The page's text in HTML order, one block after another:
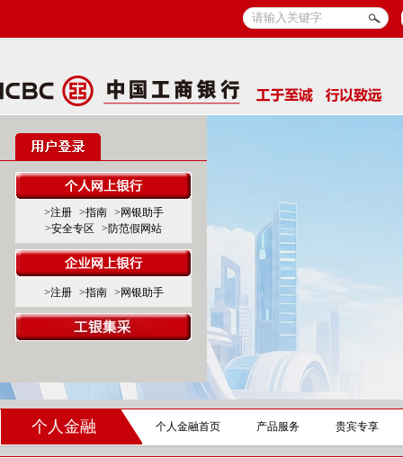
>注册 >指南
>网银助手
>安全专区
>防范假网站
>注册 >指南 >网银助手
个人金融 个人金融首页 产品服务 贵宾专享